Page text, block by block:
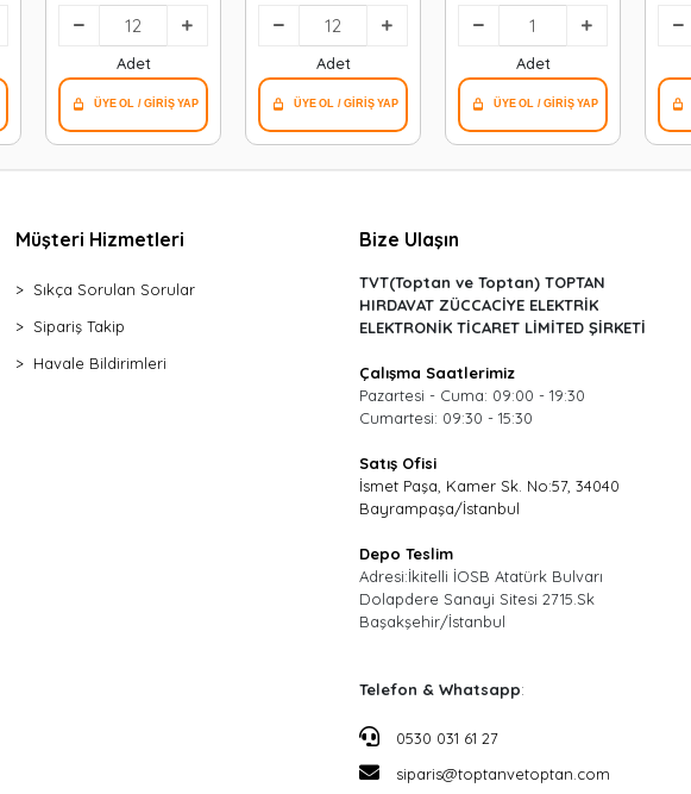
Dübel Beyaz &
Plastik*12x9
Adet
Dübel Beyaz &
Plastik*12x9
Adet
30pcs )*12x24
Adet
Müşteri Hizmetleri
Sıkça Sorulan Sorular
Sipariş Takip
Havale Bildirimleri
Bize Ulaşın
TVT(Toptan ve Toptan) TOPTAN
HIRDAVAT ZÜCCACİYE ELEKTRİK
ELEKTRONİK TİCARET LİMİTED ŞİRKETİ
Çalışma Saatlerimiz
Pazartesi - Cuma: 09:00 - 19:30
Cumartesi: 09:30 - 15:30
Satış Ofisi
İsmet Paşa, Kamer Sk. No:57, 34040
Bayrampaşa/İstanbul
Depo Teslim
Adresi:İkitelli İOSB Atatürk Bulvarı
Dolapdere Sanayi Sitesi 2715.Sk
Başakşehir/İstanbul
Telefon & Whatsapp:
0530 031 61 27
siparis@toptanvetoptan.com